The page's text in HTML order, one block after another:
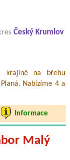
Český Krumlov
krajině na břehu
Nabízíme 4 a
Informace
Malý